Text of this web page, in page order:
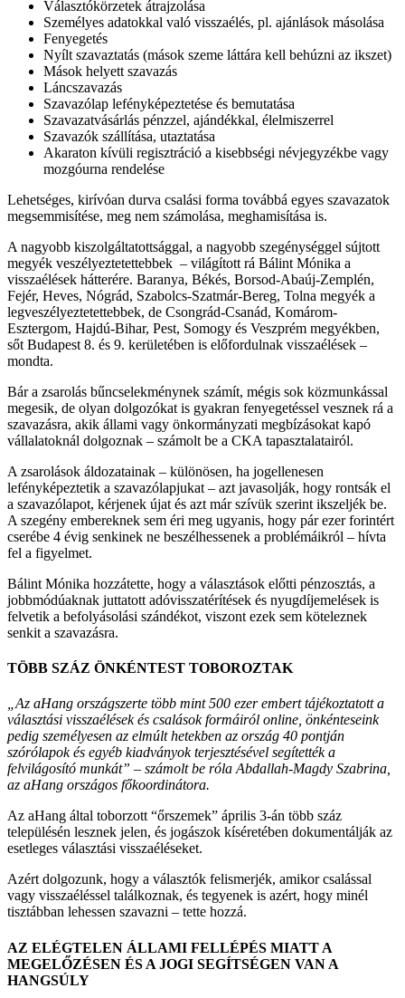
Választókörzetek átrajzolása
Személyes adatokkal való visszaélés, pl. ajánlások másolása
Fenyegetés
Nyílt szavaztatás (mások szeme láttára kell behúzni az ikszet)
Mások helyett szavazás
Láncszavazás
Szavazólap lefényképeztetése és bemutatása
Szavazatvásárlás pénzzel, ajándékkal, élelmiszerrel
Szavazók szállítása, utaztatása
Akaraton kívüli regisztráció a kisebbségi névjegyzékbe vagy
mozgóurna rendelése
Lehetséges, kirívóan durva csalási forma továbbá egyes szavazatok
megsemmisítése, meg nem számolása, meghamisítása is.
A nagyobb kiszolgáltatottsággal, a nagyobb szegénységgel sújtott
megyék veszélyeztetettebbek – világított rá Bálint Mónika a
visszaélések hátterére. Baranya, Békés, Borsod-Abaúj-Zemplén,
Fejér, Heves, Nógrád, Szabolcs-Szatmár-Bereg, Tolna megyék a
legveszélyeztetettebbek, de Csongrád-Csanád, Komárom-
Esztergom, Hajdú-Bihar, Pest, Somogy és Veszprém megyékben,
sőt Budapest 8. és 9. kerületében is előfordulnak visszaélések –
mondta.
Bár a zsarolás bűncselekménynek számít, mégis sok közmunkással
megesik, de olyan dolgozókat is gyakran fenyegetéssel vesznek rá a
szavazásra, akik állami vagy önkormányzati megbízásokat kapó
vállalatoknál dolgoznak – számolt be a CKA tapasztalatairól.
A zsarolások áldozatainak – különösen, ha jogellenesen
lefényképeztetik a szavazólapjukat – azt javasolják, hogy rontsák el
a szavazólapot, kérjenek újat és azt már szívük szerint ikszeljék be.
A szegény embereknek sem éri meg ugyanis, hogy pár ezer forintért
cserébe 4 évig senkinek ne beszélhessenek a problémáikról – hívta
fel a figyelmet.
Bálint Mónika hozzátette, hogy a választások előtti pénzosztás, a
jobbmódúaknak juttatott adóvisszatérítések és nyugdíjemelések is
felvetik a befolyásolási szándékot, viszont ezek sem köteleznek
senkit a szavazásra.
TÖBB SZÁZ ÖNKÉNTEST TOBOROZTAK
„Az aHang országszerte több mint 500 ezer embert tájékoztatott a
választási visszaélések és csalások formáiról online, önkénteseink
pedig személyesen az elmúlt hetekben az ország 40 pontján
szórólapok és egyéb kiadványok terjesztésével segítették a
felvilágosító munkát” – számolt be róla Abdallah-Magdy Szabrina,
az aHang országos főkoordinátora.
Az aHang által toborzott “őrszemek” április 3-án több száz
településén lesznek jelen, és jogászok kíséretében dokumentálják az
esetleges választási visszaéléseket.
Azért dolgozunk, hogy a választók felismerjék, amikor csalással
vagy visszaéléssel találkoznak, és tegyenek is azért, hogy minél
tisztábban lehessen szavazni – tette hozzá.
AZ ELÉGTELEN ÁLLAMI FELLÉPÉS MIATT A
MEGELŐZÉSEN ÉS A JOGI SEGÍTSÉGEN VAN A
HANGSÚLY